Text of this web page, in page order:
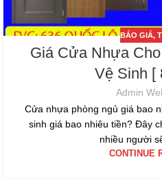
BÁO GIÁ,
Giá Cửa Nhựa
Vệ Sinh [
Admin
Cửa nhựa phòng ngủ giá bao
sinh giá bao nhiêu tiền? Đây
nhiều người
CONTINUE